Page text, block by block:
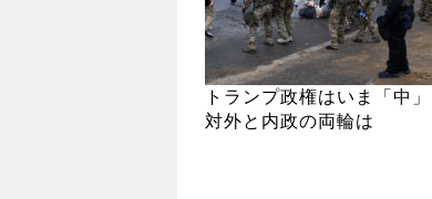
トランプ政権はいま「中」
対外と内政の両輪は